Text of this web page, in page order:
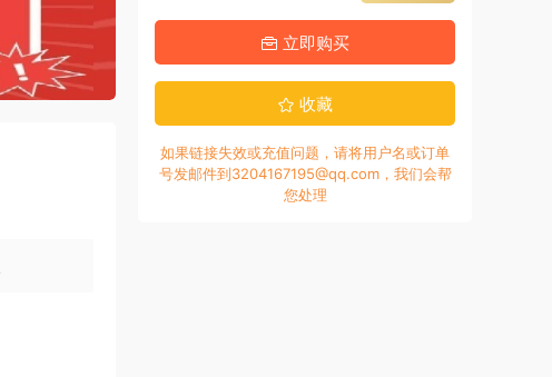
立即购买
收藏
如果链接失效或充值问题，请将用户名或订单
号发邮件到3204167195@qq.com，我们会帮
您处理